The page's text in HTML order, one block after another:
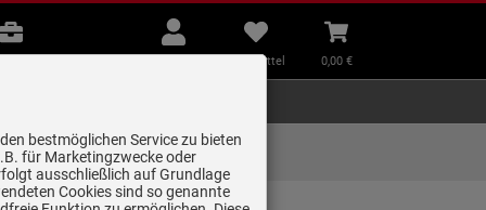
B2B
Beratung
Mein
Konto
Merkzettel
aufklappen
Merkzettel
Warenkorb
aufklappen
0,00 €
Lieferung zum
Wunschtermin
bestmöglichen Service zu bieten
für Marketingzwecke oder
ausschließlich auf Grundlage
Cookies sind so genannte